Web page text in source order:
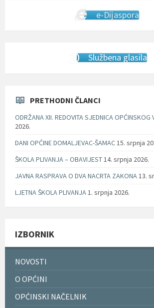
e-Dijaspora
Službena glasila
PRETHODNI ČLANCI
ODRŽANA XII. REDOVITA SJEDNICA OPĆINSKOG
2026.
DANI OPĆINE DOMALJEVAC-ŠAMAC15. srpnja
ŠKOLA PLIVANJA – OBAVIJEST14. srpnja 2026.
JAVNA RASPRAVA O DVA NACRTA ZAKONA13.
LJETNA ŠKOLA PLIVANJA1. srpnja 2026.
IZBORNIK
NOVOSTI
O OPĆINI
OPĆINSKI NAČELNIK